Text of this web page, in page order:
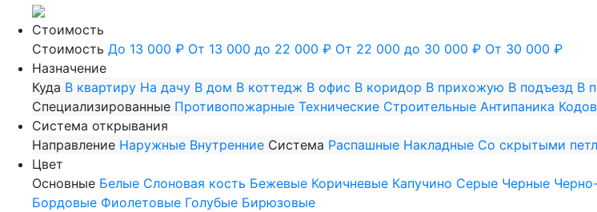
Стоимость
Стоимость До 13 000 ₽ От 13 000 до 22 000 ₽ От 22 000 до 30 000 ₽ От 30 000 ₽
Назначение
Куда В квартиру На дачу В дом В коттедж В офис В коридор В прихожую В подъезд В
Специализированные Противопожарные Технические Строительные Антипаника
Система открывания
Направление Наружные Внутренние Система Распашные Накладные Со скрытыми
Цвет
Основные Белые Слоновая кость Бежевые Коричневые Капучино Серые Черные
Бордовые Фиолетовые Голубые Бирюзовые